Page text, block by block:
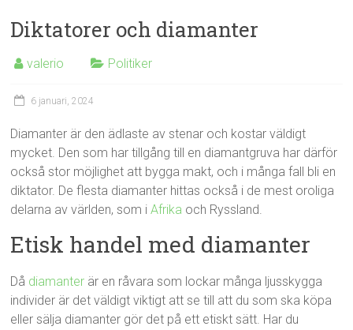
Diktatorer och diamanter
valerio Politiker
6 januari, 2024
Diamanter är den ädlaste av stenar och kostar väldigt
mycket. Den som har tillgång till en diamantgruva har därför
också stor möjlighet att bygga makt, och i många fall bli en
diktator. De flesta diamanter hittas också i de mest oroliga
delarna av världen, som iAfrika och Ryssland.
Etisk handel med diamanter
Då diamanter är en råvara som lockar många ljusskygga
individer är det väldigt viktigt att se till att du som ska köpa
eller sälja diamanter gör det på ett etiskt sätt. Har du